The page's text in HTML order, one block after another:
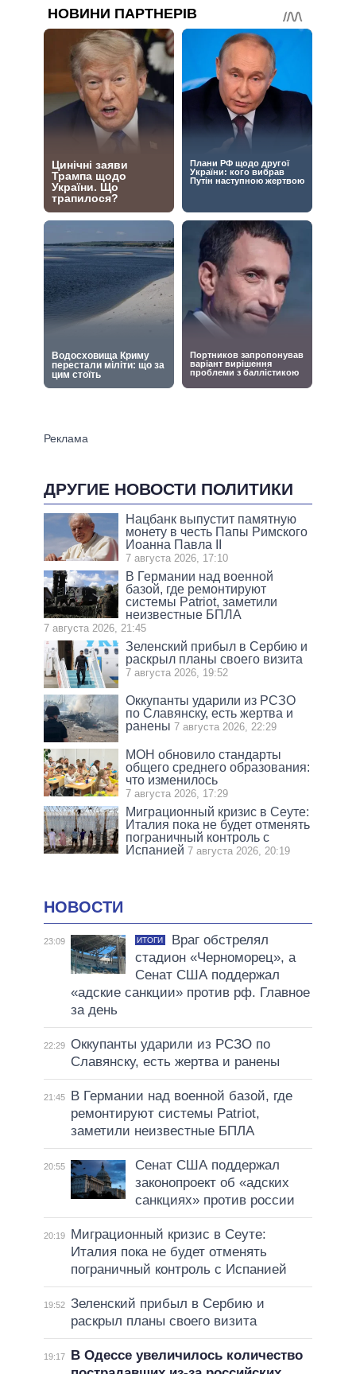
ДРУГИЕ НОВОСТИ ПОЛИТИКИ
Нацбанк выпустит памятную
монету в честь Папы Римского
Иоанна Павла II
7 августа 2026, 17:10
В Германии над военной
базой, где ремонтируют
системы Patriot, заметили
неизвестные БПЛА
7 августа 2026, 21:45
Зеленский прибыл в Сербию и
раскрыл планы своего визита
7 августа 2026, 19:52
Оккупанты ударили из РСЗО
по Славянску, есть жертва и
ранены 7 августа 2026, 22:29
МОН обновило стандарты
общего среднего образования:
что изменилось
7 августа 2026, 17:29
Миграционный кризис в Сеуте:
Италия пока не будет отменять
пограничный контроль с
Испанией 7 августа 2026, 20:19
НОВОСТИ
23:09 ИТОГИ
Враг обстрелял
стадион «Черноморец», а
Сенат США поддержал
«адские санкции» против рф. Главное
за день
22:29 Оккупанты ударили из РСЗО по
Славянску, есть жертва и ранены
21:45
В Германии над военной базой, где
ремонтируют системы Patriot,
заметили неизвестные БПЛА
20:55
Сенат США поддержал
законопроект об «адских
санкциях» против россии
20:19
Миграционный кризис в Сеуте:
Италия пока не будет отменять
пограничный контроль с Испанией
19:52 Зеленский прибыл в Сербию и
раскрыл планы своего визита
19:17
В Одессе увеличилось количество